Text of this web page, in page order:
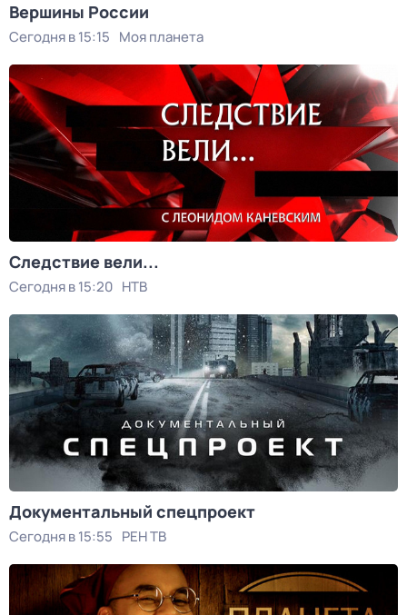
Вершины России
Сегодня в 15:15 Моя планета
Следствие вели...
Сегодня в 15:20 НТВ
Документальный спецпроект
Сегодня в 15:55 РЕН ТВ